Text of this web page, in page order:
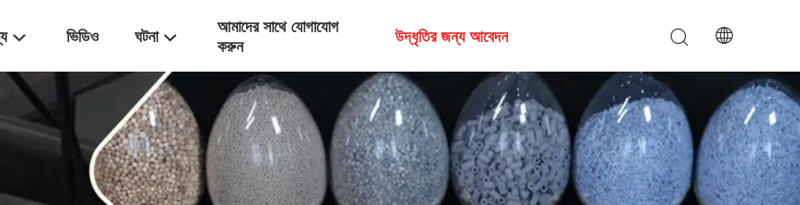
ভিডিও ঘটনা
আমাদের সাথে যোগাযোগ
করুন
উদ্ধৃতির জন্য আবেদন